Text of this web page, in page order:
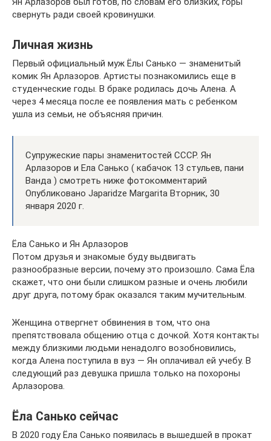
свернуть ради своей кровинушки.
Личная жизнь
Первый официальный муж Ёлы Санько — знаменитый
комик Ян Арлазоров. Артисты познакомились еще в
студенческие годы. В браке родилась дочь Алена. А
через 4 месяца после ее появления мать с ребенком
ушла из семьи, не объясняя причин.
Супружеские пары знаменитостей СССР. Ян
Арлазоров и Ела Санько ( кабачок 13 стульев, пани
Ванда ) смотреть ниже фотокомментарий
Опубликовано Japaridze Margarita Вторник, 30
января 2020 г.
Ёла Санько и Ян Арлазоров
Потом друзья и знакомые буду выдвигать
разнообразные версии, почему это произошло. Сама Ёла
скажет, что они были слишком разные и очень любили
друг друга, потому брак оказался таким мучительным.
Женщина отвергнет обвинения в том, что она
препятствовала общению отца с дочкой. Хотя контакты
между близкими людьми ненадолго возобновились,
когда Алена поступила в вуз — Ян оплачивал ей учебу. В
следующий раз девушка пришла только на похороны
Арлазорова.
Ёла Санько сейчас
В 2020 году Ёла Санько появилась в вышедшей в прокат